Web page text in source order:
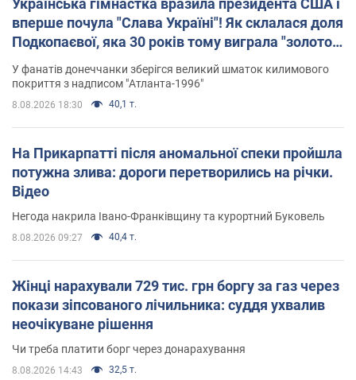
Українська гімнастка вразила президента США і
вперше почула "Слава Україні"! Як склалася доля
Подкопаєвої, яка 30 років тому виграла "золото"
Олімпіади
У фанатів донеччанки зберігся великий шматок килимового
покриття з надписом "Атланта-1996"
8.08.2026 18:30 40,1 т.
На Прикарпатті після аномальної спеки пройшла
потужна злива: дороги перетворились на річки.
Відео
Негода накрила Івано-Франківщину та курортний Буковель
8.08.2026 09:27 40,4 т.
Жінці нарахували 729 тис. грн боргу за газ через
покази зіпсованого лічильника: суддя ухвалив
неочікуване рішення
Чи треба платити борг через донарахування
8.08.2026 14:43 32,5 т.